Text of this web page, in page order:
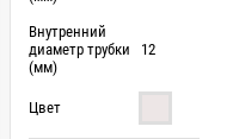
Внутренний
диаметр трубки
(мм)
12
Цвет